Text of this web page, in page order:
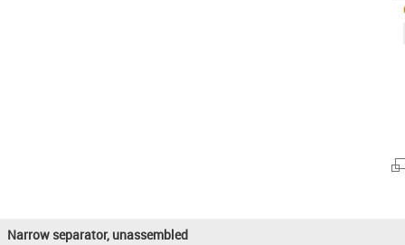
Narrow separator, unassembled